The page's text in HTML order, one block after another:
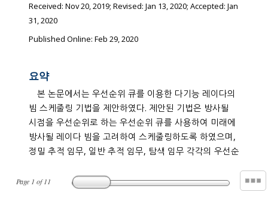
Page 1 of11
Received: Nov 20, 2019; Revised: Jan 13, 2020; Accepted: Jan
31, 2020
Published Online: Feb 29, 2020
요약
본 논문에서는 우선순위 큐를 이용한 다기능 레이다의
빔 스케줄링 기법을 제안하였다. 제안된 기법은 방사될
시점을 우선순위로 하는 우선순위 큐를 사용하여 미래에
방사될 레이다 빔을 고려하여 스케줄링하도록 하였으며,
정밀 추적 임무, 일반 추적 임무, 탐색 임무 각각의 우선순